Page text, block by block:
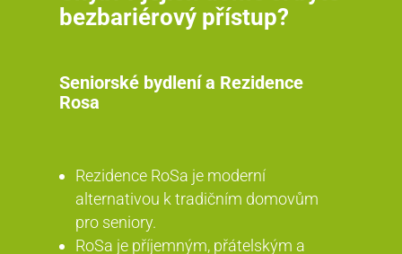
bezbariérový přístup?
Seniorské bydlení a Rezidence
Rosa
Rezidence RoSa je moderní
alternativou k tradičním domovům
pro seniory.
RoSa je příjemným, přátelským a